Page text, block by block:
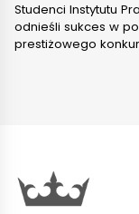
Studenci Instytutu
odnieśli sukces w
prestiżowego